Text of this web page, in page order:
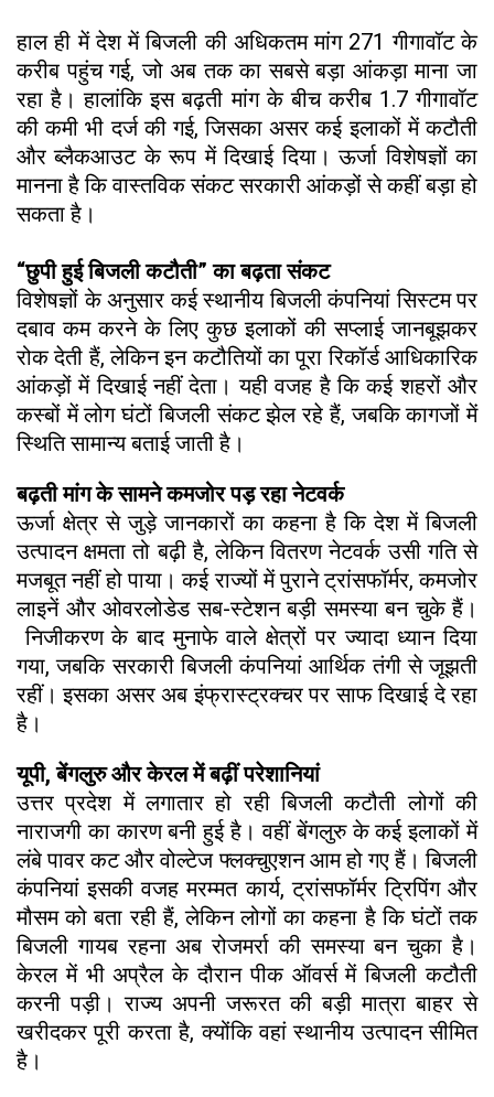
हाल ही में देश में बिजली की अधिकतम मांग 271 गीगावॉट के
करीब पहुंच गई, जो अब तक का सबसे बड़ा आंकड़ा माना जा
रहा है। हालांकि इस बढ़ती मांग के बीच करीब 1.7 गीगावॉट
की कमी भी दर्ज की गई, जिसका असर कई इलाकों में कटौती
और ब्लैकआउट के रूप में दिखाई दिया। ऊर्जा विशेषज्ञों का
मानना है कि वास्तविक संकट सरकारी आंकड़ों से कहीं बड़ा हो
सकता है।
“छुपी हुई बिजली कटौती” का बढ़ता संकट
विशेषज्ञों के अनुसार कई स्थानीय बिजली कंपनियां सिस्टम पर
दबाव कम करने के लिए कुछ इलाकों की सप्लाई जानबूझकर
रोक देती हैं, लेकिन इन कटौतियों का पूरा रिकॉर्ड आधिकारिक
आंकड़ों में दिखाई नहीं देता। यही वजह है कि कई शहरों और
कस्बों में लोग घंटों बिजली संकट झेल रहे हैं, जबकि कागजों में
स्थिति सामान्य बताई जाती है।
बढ़ती मांग के सामने कमजोर पड़ रहा नेटवर्क
ऊर्जा क्षेत्र से जुड़े जानकारों का कहना है कि देश में बिजली
उत्पादन क्षमता तो बढ़ी है, लेकिन वितरण नेटवर्क उसी गति से
मजबूत नहीं हो पाया। कई राज्यों में पुराने ट्रांसफॉर्मर, कमजोर
लाइनें और ओवरलोडेड सब-स्टेशन बड़ी समस्या बन चुके हैं।
निजीकरण के बाद मुनाफे वाले क्षेत्रों पर ज्यादा ध्यान दिया
गया, जबकि सरकारी बिजली कंपनियां आर्थिक तंगी से जूझती
रहीं। इसका असर अब इंफ्रास्ट्रक्चर पर साफ दिखाई दे रहा
है।
यूपी, बेंगलुरु और केरल में बढ़ीं परेशानियां
उत्तर प्रदेश में लगातार हो रही बिजली कटौती लोगों की
नाराजगी का कारण बनी हुई है। वहीं बेंगलुरु के कई इलाकों में
लंबे पावर कट और वोल्टेज फ्लक्चुएशन आम हो गए हैं। बिजली
कंपनियां इसकी वजह मरम्मत कार्य, ट्रांसफॉर्मर ट्रिपिंग और
मौसम को बता रही हैं, लेकिन लोगों का कहना है कि घंटों तक
बिजली गायब रहना अब रोजमर्रा की समस्या बन चुका है।
केरल में भी अप्रैल के दौरान पीक ऑवर्स में बिजली कटौती
करनी पड़ी। राज्य अपनी जरूरत की बड़ी मात्रा बाहर से
खरीदकर पूरी करता है, क्योंकि वहां स्थानीय उत्पादन सीमित
है।